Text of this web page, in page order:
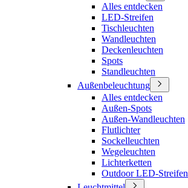
Alles entdecken
LED-Streifen
Tischleuchten
Wandleuchten
Deckenleuchten
Spots
Standleuchten
Außenbeleuchtung
Alles entdecken
Außen-Spots
Außen-Wandleuchten
Flutlichter
Sockelleuchten
Wegeleuchten
Lichterketten
Outdoor LED-Streifen